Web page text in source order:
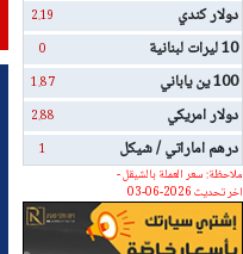
دولار كندي 2.19
10 ليرات لبنانية 0
100 ين ياباني 1.87
دولار امريكي 2.88
درهم اماراتي / شيكل
1
ملاحظة: سعر العملة بالشيقل -
اخر تحديث 2026-06-03